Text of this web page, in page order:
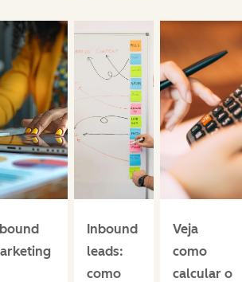
Inbound
leads:
como
Veja
como
calcular o